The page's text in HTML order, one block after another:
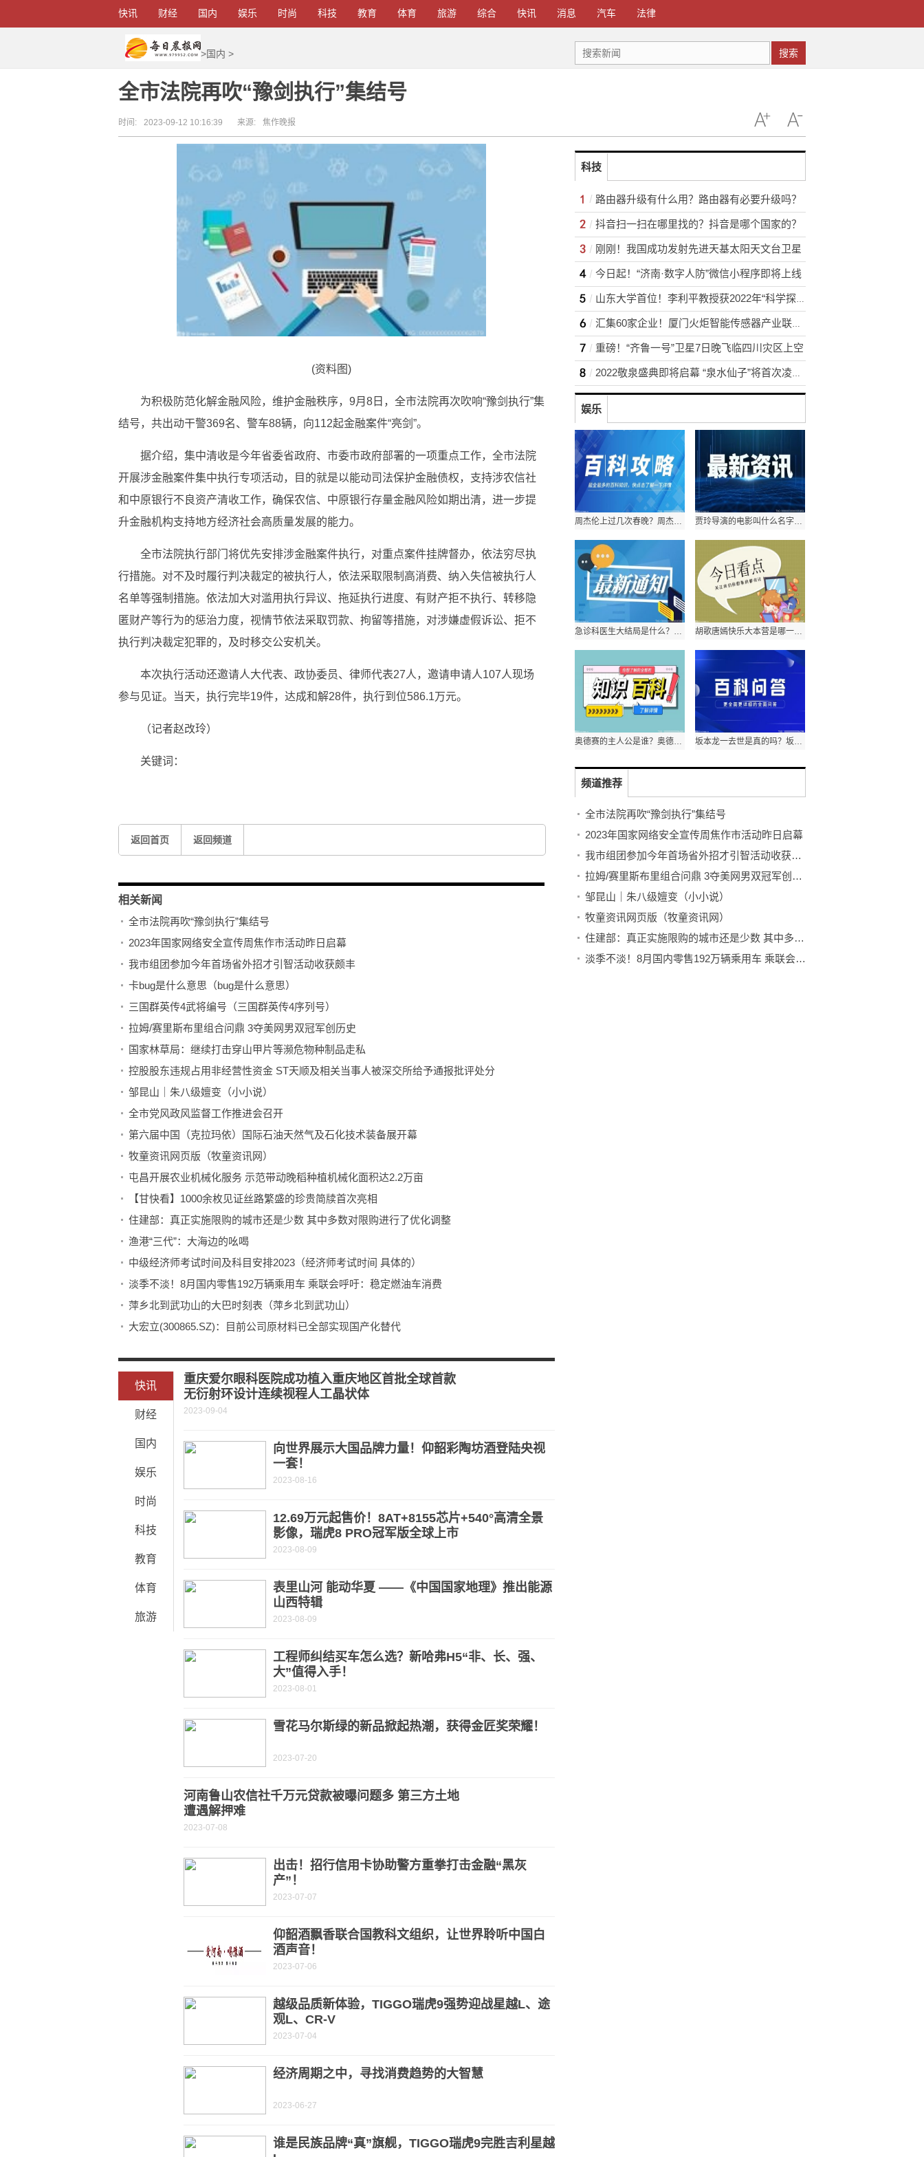
快讯 财经 国内 娱乐 时尚 科技 教育 体育 旅游 综合 快讯 消息 汽车 法律
>国内 > 搜索
全市法院再吹“豫剑执行”集结号
时间: 2023-09-12 10:16:39 来源: 焦作晚报
(资料图)
为积极防范化解金融风险，维护金融秩序，9月8日，全市法院再次吹响“豫剑执行”集
结号，共出动干警369名、警车88辆，向112起金融案件“亮剑”。
据介绍，集中清收是今年省委省政府、市委市政府部署的一项重点工作，全市法院
开展涉金融案件集中执行专项活动，目的就是以能动司法保护金融债权，支持涉农信社
和中原银行不良资产清收工作，确保农信、中原银行存量金融风险如期出清，进一步提
升金融机构支持地方经济社会高质量发展的能力。
全市法院执行部门将优先安排涉金融案件执行，对重点案件挂牌督办，依法穷尽执
行措施。对不及时履行判决裁定的被执行人，依法采取限制高消费、纳入失信被执行人
名单等强制措施。依法加大对滥用执行异议、拖延执行进度、有财产拒不执行、转移隐
匿财产等行为的惩治力度，视情节依法采取罚款、拘留等措施，对涉嫌虚假诉讼、拒不
执行判决裁定犯罪的，及时移交公安机关。
本次执行活动还邀请人大代表、政协委员、律师代表27人，邀请申请人107人现场
参与见证。当天，执行完毕19件，达成和解28件，执行到位586.1万元。
（记者赵改玲）
关键词：
返回首页 返回频道
相关新闻
全市法院再吹“豫剑执行”集结号
2023年国家网络安全宣传周焦作市活动昨日启幕
我市组团参加今年首场省外招才引智活动收获颇丰
卡bug是什么意思（bug是什么意思）
三国群英传4武将编号（三国群英传4序列号）
拉姆/赛里斯布里组合问鼎 3夺美网男双冠军创历史
国家林草局：继续打击穿山甲片等濒危物种制品走私
控股股东违规占用非经营性资金 ST天顺及相关当事人被深交所给予通报批评处分
邹昆山｜朱八级嬗变（小小说）
全市党风政风监督工作推进会召开
第六届中国（克拉玛依）国际石油天然气及石化技术装备展开幕
牧童资讯网页版（牧童资讯网）
屯昌开展农业机械化服务 示范带动晚稻种植机械化面积达2.2万亩
【甘快看】1000余枚见证丝路繁盛的珍贵简牍首次亮相
住建部：真正实施限购的城市还是少数 其中多数对限购进行了优化调整
渔港“三代”：大海边的吆喝
中级经济师考试时间及科目安排2023（经济师考试时间 具体的）
淡季不淡！8月国内零售192万辆乘用车 乘联会呼吁：稳定燃油车消费
萍乡北到武功山的大巴时刻表（萍乡北到武功山）
大宏立(300865.SZ)：目前公司原材料已全部实现国产化替代
快讯
财经
国内
娱乐
时尚
科技
教育
体育
旅游
重庆爱尔眼科医院成功植入重庆地区首批全球首款
无衍射环设计连续视程人工晶状体
2023-09-04
向世界展示大国品牌力量！仰韶彩陶坊酒登陆央视
一套！
2023-08-16
12.69万元起售价！8AT+8155芯片+540°高清全景
影像，瑞虎8 PRO冠军版全球上市
2023-08-09
表里山河 能动华夏 ——《中国国家地理》推出能源
山西特辑
2023-08-09
工程师纠结买车怎么选？新哈弗H5“非、长、强、
大”值得入手！
2023-08-01
雪花马尔斯绿的新品掀起热潮，获得金匠奖荣耀！
2023-07-20
河南鲁山农信社千万元贷款被曝问题多 第三方土地
遭遇解押难
2023-07-08
出击！招行信用卡协助警方重拳打击金融“黑灰
产”！
2023-07-07
仰韶酒飘香联合国教科文组织，让世界聆听中国白
酒声音！
2023-07-06
越级品质新体验，TIGGO瑞虎9强势迎战星越L、途
观L、CR-V
2023-07-04
经济周期之中，寻找消费趋势的大智慧
2023-06-27
谁是民族品牌“真”旗舰，TIGGO瑞虎9完胜吉利星越
科技
路由器升级有什么用？路由器有必要升级吗？
抖音扫一扫在哪里找的？抖音是哪个国家的？
刚刚！我国成功发射先进天基太阳天文台卫星
今日起！“济南·数字人防”微信小程序即将上线
山东大学首位！李利平教授获2022年“科学探索奖”
汇集60家企业！厦门火炬智能传感器产业联盟揭牌
重磅！“齐鲁一号”卫星7日晚飞临四川灾区上空
2022敬泉盛典即将启幕 “泉水仙子”将首次凌空取水
娱乐
周杰伦上过几次春晚？周杰伦兰亭序春晚是哪一年？ 贾玲导演的电影叫什么名字？你好李焕英是真实故事改编吗？
急诊科医生大结局是什么？急诊科医生江晓琪和谁在一起了？ 胡歌唐嫣快乐大本营是哪一期？胡歌快乐大本营有哪几期？
奥德赛的主人公是谁？奥德赛是喜剧吗？ 坂本龙一去世是真的吗？坂本龙一的作品有哪些？
频道推荐
全市法院再吹“豫剑执行”集结号
2023年国家网络安全宣传周焦作市活动昨日启幕
我市组团参加今年首场省外招才引智活动收获颇丰
拉姆/赛里斯布里组合问鼎 3夺美网男双冠军创历史
邹昆山｜朱八级嬗变（小小说）
牧童资讯网页版（牧童资讯网）
住建部：真正实施限购的城市还是少数 其中多数对限购进行了优化调整
淡季不淡！8月国内零售192万辆乘用车 乘联会呼吁：稳定燃油车消费